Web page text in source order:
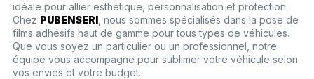
idéale pour allier esthétique, personnalisation et protection.
Chez PUBENSERI, nous sommes spécialisés dans la pose de
films adhésifs haut de gamme pour tous types de véhicules.
Que vous soyez un particulier ou un professionnel, notre
équipe vous accompagne pour sublimer votre véhicule selon
vos envies et votre budget.